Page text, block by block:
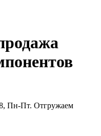
Пн-Пт. Отгружаем